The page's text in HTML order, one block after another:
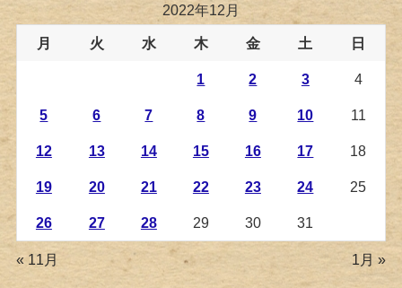
2022年12月
月 火 水 木 金 土 日
1 2 3 4
5 6 7 8 9 10 11
12 13 14 15 16 17 18
19 20 21 22 23 24 25
26 27 28 29 30 31
« 11月 1月 »